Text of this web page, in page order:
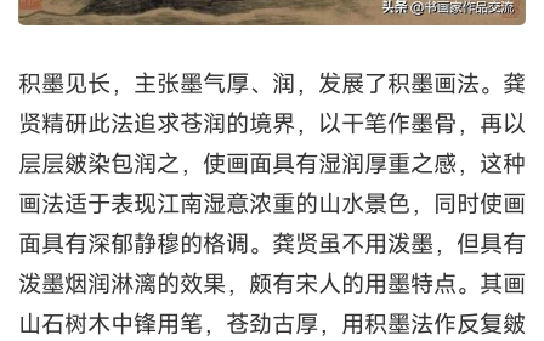
积墨见长，主张墨气厚、润，发展了积墨画法。龚
贤精研此法追求苍润的境界，以干笔作墨骨，再以
层层皴染包润之，使画面具有湿润厚重之感，这种
画法适于表现江南湿意浓重的山水景色，同时使画
面具有深郁静穆的格调。龚贤虽不用泼墨，但具有
泼墨烟润淋漓的效果，颇有宋人的用墨特点。其画
山石树木中锋用笔，苍劲古厚，用积墨法作反复皴